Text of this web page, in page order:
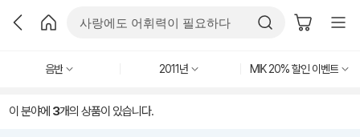
음반 2011년 MIK 20% 할인 이벤트
이 분야에 3개의 상품이 있습니다.